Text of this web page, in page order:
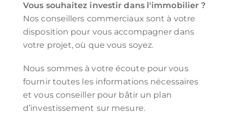
Vous souhaitez investir dans l'immobilier ?
Nos conseillers commerciaux sont à votre
disposition pour vous accompagner dans
votre projet, où que vous soyez.
Nous sommes à votre écoute pour vous
fournir toutes les informations nécessaires
et vous conseiller pour bâtir un plan
d’investissement sur mesure.